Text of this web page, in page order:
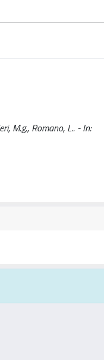
M.g., Romano, L.. - In: